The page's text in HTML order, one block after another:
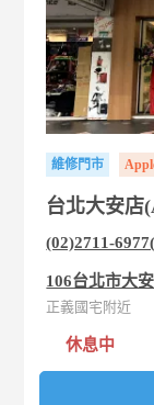
維修門市
台北大安店
(02)2711-
106台北市大
正義國宅附近
休息中